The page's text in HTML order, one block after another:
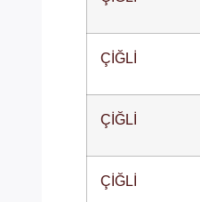
ÇİĞLİ
ÇİĞLİ
ÇİĞLİ